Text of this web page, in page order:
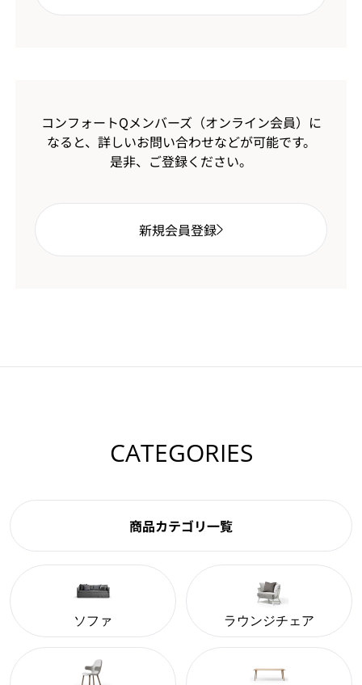
コンフォートQメンバーズ（オンライン会員）に
なると、 詳しいお問い合わせなどが可能です。
是非、ご登録ください。
新規会員登録
CATEGORIES
商品カテゴリ一覧
ソファ ラウンジチェア